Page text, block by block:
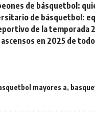
de básquetbol:
de básquetbol:
de la temporada
ascensos en 2025 de
mayores a,